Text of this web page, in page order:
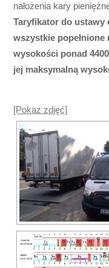
nałożenia kary
Taryfikator do ustawy
wszystkie
wysokości ponad
jej maksymalną
[Pokaz zdjęć]